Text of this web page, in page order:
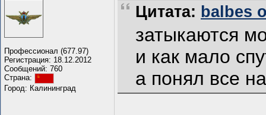
Профессионал (677.97)
Регистрация: 18.12.2012
Сообщений: 760
Страна:
Город: Калининград
Цитата: balbes
затыкаются
и как мало
а понял все